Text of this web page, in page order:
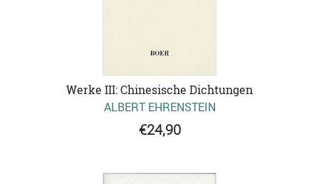
Werke III: Chinesische Dichtungen
ALBERT EHRENSTEIN
€24,90